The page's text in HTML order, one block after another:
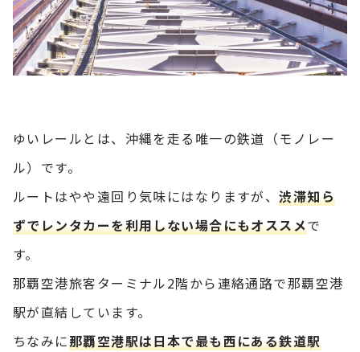
ゆいレールとは、沖縄を走る唯一の鉄道（モノレー
ル）です。
ルートはやや遠回り気味にはなりますが、渋滞知ら
ずでレンタカーを利用しない場合にもオススメで
す。
那覇空港旅客ターミナル2階から連絡通路で那覇空港
駅が直結しています。
ちなみに那覇空港駅は日本で最も西にある鉄道駅